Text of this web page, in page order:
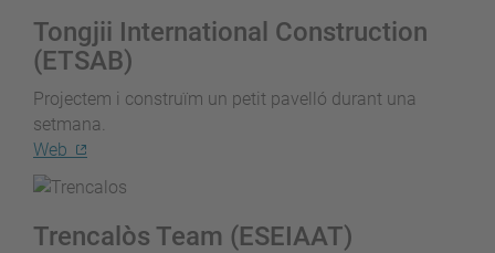
Tongjii International Construction
(ETSAB)
Projectem i construïm un petit pavelló durant una
setmana.
Web
Trencalòs Team (ESEIAAT)